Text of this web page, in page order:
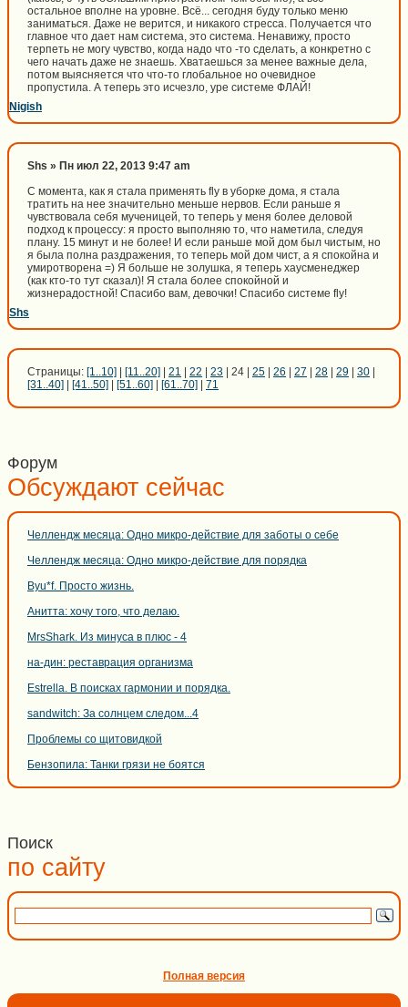
остальное вполне на уровне. Всё... сегодня буду только меню
заниматься. Даже не верится, и никакого стресса. Получается что
главное что дает нам система, это система. Ненавижу, просто
терпеть не могу чувство, когда надо что -то сделать, а конкретно с
чего начать даже не знаешь. Хватаешься за менее важные дела,
потом выясняется что что-то глобальное но очевидное
пропустила. А теперь это исчезло, уре системе ФЛАЙ!
Nigish
Shs » Пн июл 22, 2013 9:47 am
C момента, как я стала применять fly в уборке дома, я стала
тратить на нее значительно меньше нервов. Если раньше я
чувствовала себя мученицей, то теперь у меня более деловой
подход к процессу: я просто выполняю то, что наметила, следуя
плану. 15 минут и не более! И если раньше мой дом был чистым, но
я была полна раздражения, то теперь мой дом чист, а я спокойна и
умиротворена =) Я больше не золушка, я теперь хаусменеджер
(как кто-то тут сказал)! Я стала более спокойной и
жизнерадостной! Спасибо вам, девочки! Спасибо системе fly!
Shs
Страницы: [1..10] [11..20] 21 22 23 | 24 | 25 26 27 28 29 30
[31..40]
[41..50] [51..60] [61..70] 71
Форум
Обсуждают сейчас
Челлендж месяца: Одно микро-действие для заботы о себе
Челлендж месяца: Одно микро-действие для порядка
Byu*f. Просто жизнь.
Анитта: хочу того, что делаю.
MrsShark. Из минуса в плюс - 4
на-дин: реставрация организма
Estrella. В поисках гармонии и порядка.
sandwitch: За солнцем следом...4
Проблемы со щитовидкой
Бензопила: Танки грязи не боятся
Поиск
по сайту
Полная версия